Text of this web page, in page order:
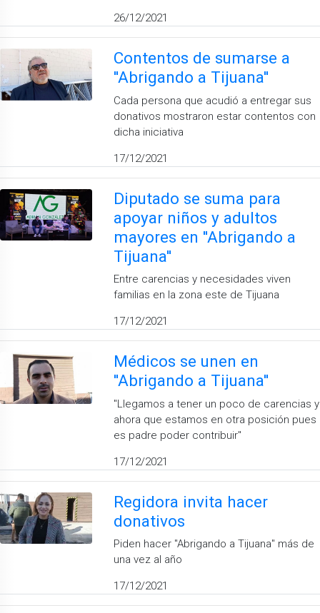
26/12/2021
Contentos de sumarse a
''Abrigando a Tijuana''
Cada persona que acudió a entregar sus
donativos mostraron estar contentos con
dicha iniciativa
17/12/2021
Diputado se suma para
apoyar niños y adultos
mayores en ''Abrigando a
Tijuana''
Entre carencias y necesidades viven
familias en la zona este de Tijuana
17/12/2021
Médicos se unen en
''Abrigando a Tijuana''
''Llegamos a tener un poco de carencias y
ahora que estamos en otra posición pues
es padre poder contribuir''
17/12/2021
Regidora invita hacer
donativos
Piden hacer ''Abrigando a Tijuana'' más de
una vez al año
17/12/2021